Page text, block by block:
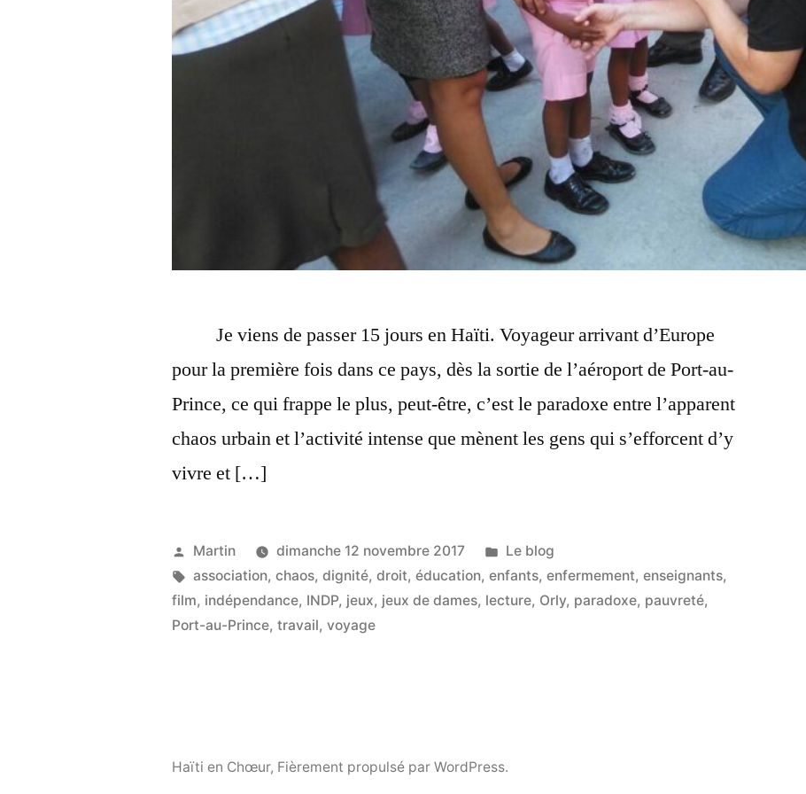
Je viens de passer 15 jours en Haïti. Voyageur arrivant d’Europe
pour la première fois dans ce pays, dès la sortie de l’aéroport de Port-au-
Prince, ce qui frappe le plus, peut-être, c’est le paradoxe entre l’apparent
chaos urbain et l’activité intense que mènent les gens qui s’efforcent d’y
vivre et […]
Publié
par
Martin dimanche 12 novembre 2017
Publié
dans
Le blog
Étiquettes :
association,chaos,dignité,droit,éducation,enfants,enfermement,enseignants,
film, indépendance, INDP, jeux, jeux de dames, lecture, Orly, paradoxe, pauvreté,
Port-au-Prince,travail,voyage
Haïti en Chœur, Fièrement propulsé par WordPress.